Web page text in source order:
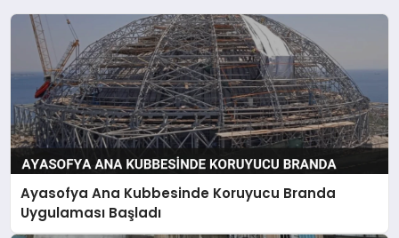
Ayasofya Ana Kubbesinde Koruyucu Branda
Uygulaması Başladı